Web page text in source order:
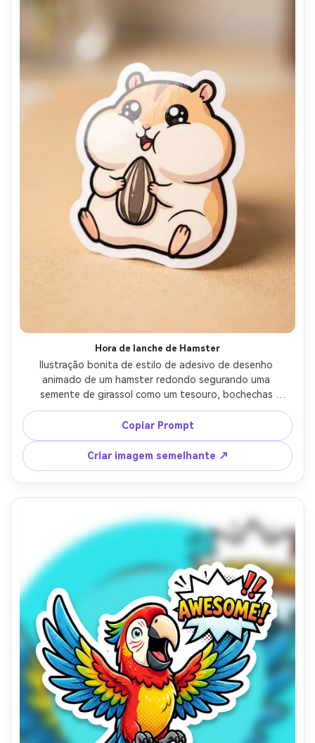
Hora de lanche de Hamster
Ilustração bonita de estilo de adesivo de desenho
animado de um hamster redondo segurando uma
semente de girassol como um tesouro, bochechas
inchadas, olhos brilhantes, contorno grosso, borda
branca nítida, fundo bege quente, destaques brilhantes,
adesivo de reação de lanche adorável, qualidade de
impressão de adesivo limpo, lente de 85mm,
profundidade de campo rasa- -ar 4:5
Copiar Prompt
Criar imagem semelhante ↗